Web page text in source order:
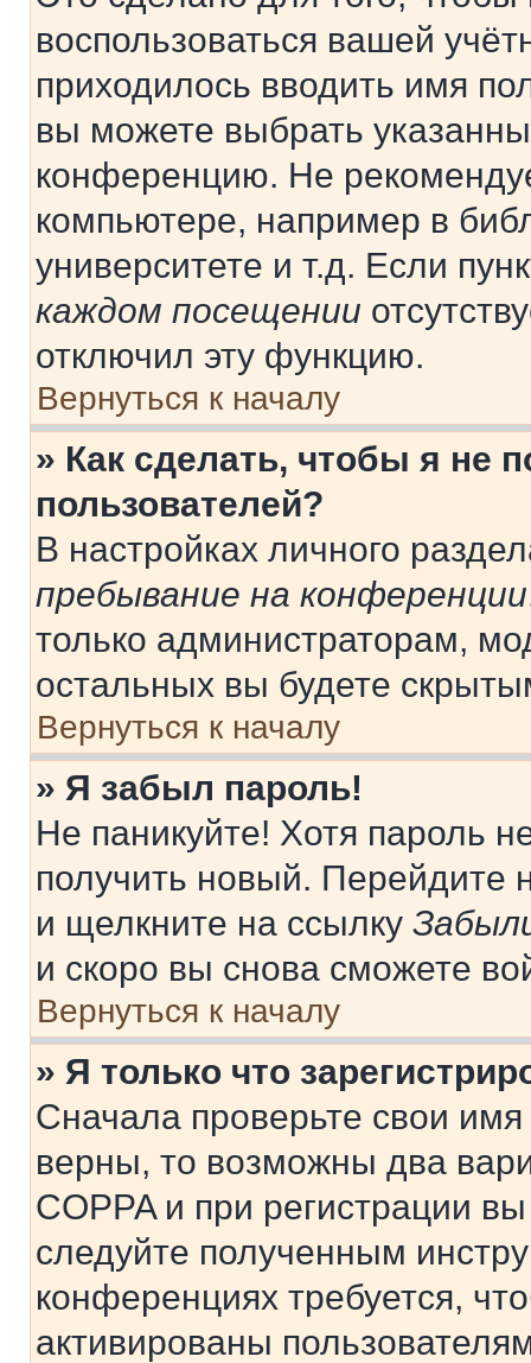
воспользоваться вашей
приходилось вводить имя
вы можете выбрать
конференцию. Не
компьютере, например в
университете и т.д. Если
каждом посещении
отключил эту функцию.
Вернуться к началу
» Как сделать, чтобы я не
пользователей?
В настройках личного
пребывание на конференции
только администраторам,
остальных вы будете
Вернуться к началу
» Я забыл пароль!
Не паникуйте! Хотя пароль
получить новый. Перейдите
и щелкните на ссылку
и скоро вы снова сможете
Вернуться к началу
» Я только что
Сначала проверьте свои
верны, то возможны два
COPPA и при регистрации
следуйте полученным
конференциях требуется,
активированы